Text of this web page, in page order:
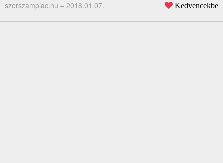
szerszampiac.hu – 2018.01.07. Kedvencekbe